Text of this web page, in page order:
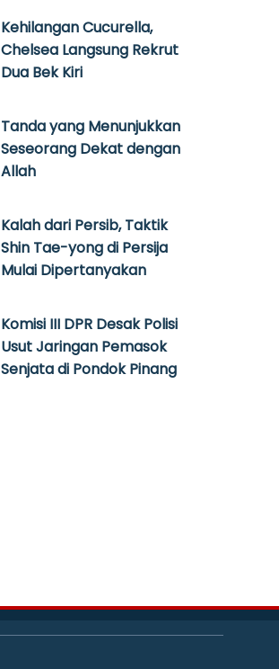
Kehilangan Cucurella,
Chelsea Langsung Rekrut
Dua Bek Kiri
Tanda yang Menunjukkan
Seseorang Dekat dengan
Allah
Kalah dari Persib, Taktik
Shin Tae-yong di Persija
Mulai Dipertanyakan
Komisi III DPR Desak Polisi
Usut Jaringan Pemasok
Senjata di Pondok Pinang